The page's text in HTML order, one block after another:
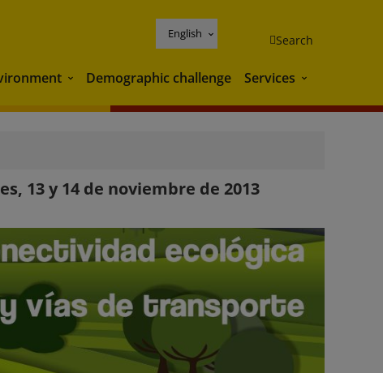
English Search
Environment
Demographic challenge Services Services
13 y 14 de noviembre de 2013